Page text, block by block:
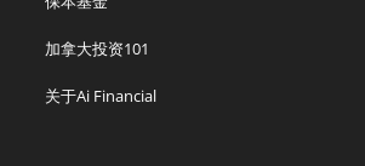
加拿大投资101
关于Ai Financial